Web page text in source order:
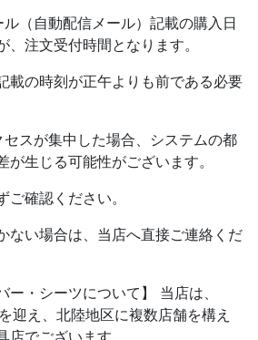
（自動配信メール）記載の購入日
、注文受付時間となります。
載の時刻が正午よりも前である必要
スが集中した場合、システムの都
生じる可能性がございます。
ご確認ください。
ない場合は、当店へ直接ご連絡くだ
ー・シーツについて】 当店は、
迎え、北陸地区に複数店舗を構え
店でございます。